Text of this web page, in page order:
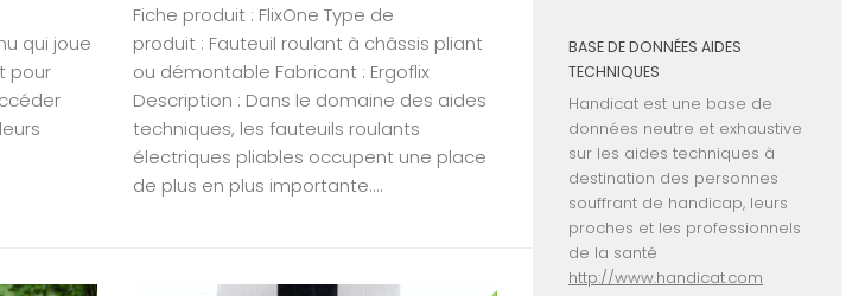
qui joue
pour
Fiche produit : FlixOne Type de
produit : Fauteuil roulant à châssis pliant
ou démontable Fabricant : Ergoflix
Description : Dans le domaine des aides
techniques, les fauteuils roulants
électriques pliables occupent une place
de plus en plus importante....
BASE DE DONNÉES AIDES
TECHNIQUES
Handicat est une base de
données neutre et exhaustive
sur les aides techniques à
destination des personnes
souffrant de handicap, leurs
proches et les professionnels
de la santé
http://www.handicat.com